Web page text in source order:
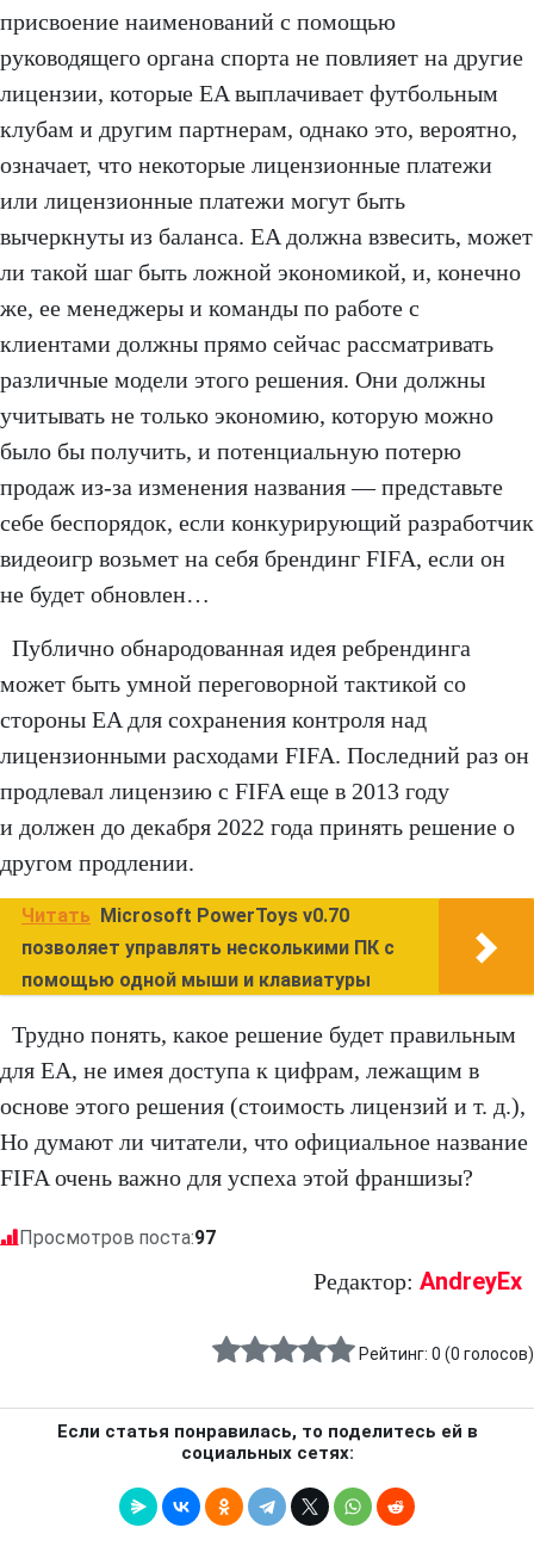
присвоение наименований с помощью
руководящего органа спорта не повлияет на другие
лицензии, которые EA выплачивает футбольным
клубам и другим партнерам, однако это, вероятно,
означает, что некоторые лицензионные платежи
или лицензионные платежи могут быть
вычеркнуты из баланса. EA должна взвесить, может
ли такой шаг быть ложной экономикой, и, конечно
же, ее менеджеры и команды по работе с
клиентами должны прямо сейчас рассматривать
различные модели этого решения. Они должны
учитывать не только экономию, которую можно
было бы получить, и потенциальную потерю
продаж из-за изменения названия — представьте
себе беспорядок, если конкурирующий разработчик
видеоигр возьмет на себя брендинг FIFA, если он
не будет обновлен…
Публично обнародованная идея ребрендинга
может быть умной переговорной тактикой со
стороны EA для сохранения контроля над
лицензионными расходами FIFA. Последний раз он
продлевал лицензию с FIFA еще в 2013 году
и должен до декабря 2022 года принять решение о
другом продлении.
Читать Microsoft PowerToys v0.70
позволяет управлять несколькими ПК с
помощью одной мыши и клавиатуры
Трудно понять, какое решение будет правильным
для EA, не имея доступа к цифрам, лежащим в
основе этого решения (стоимость лицензий и т. д.),
Но думают ли читатели, что официальное название
FIFA очень важно для успеха этой франшизы?
Просмотров поста:97
Редактор: AndreyEx
Рейтинг: 0 (0 голосов)
Если статья понравилась, то поделитесь ей в
социальных сетях: